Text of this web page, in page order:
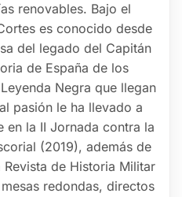
renovables. Bajo el
es conocido desde
del legado del Capitán
de España de los
Negra que llegan
pasión le ha llevado a
en la II Jornada contra la
(2019), además de
de Historia Militar
redondas, directos